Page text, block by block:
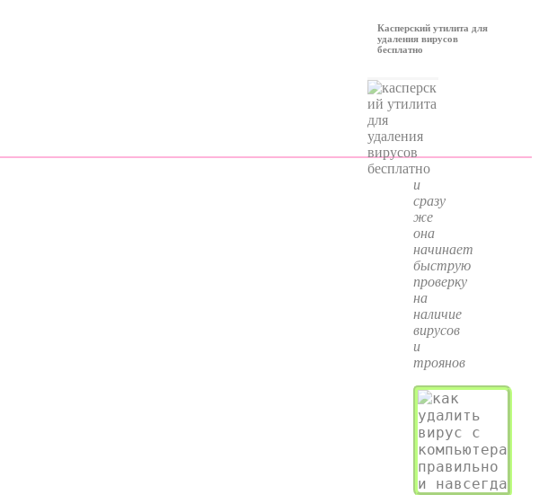
Касперский утилита для
удаления вирусов
бесплатно
и
сразу
же
она
начинает
быструю
проверку
на
наличие
вирусов
и
троянов